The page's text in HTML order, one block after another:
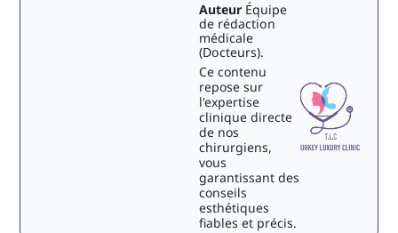
Auteur Équipe
de rédaction
médicale
(Docteurs).
Ce contenu
repose sur
l'expertise
clinique directe
de nos
chirurgiens,
vous
garantissant des
conseils
esthétiques
fiables et précis.